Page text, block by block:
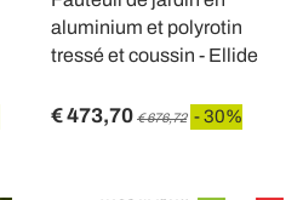
aluminium et polyrotin
tressé et coussin - Ellide
€ 473,70 € 676,72 - 30%